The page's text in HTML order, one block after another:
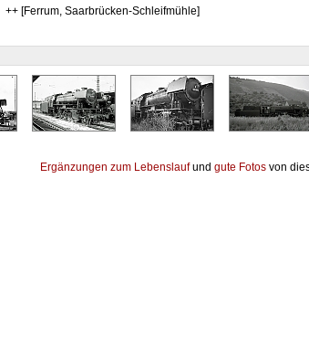
++ [Ferrum, Saarbrücken-Schleifmühle]
Ergänzungen zum Lebenslaufund gute Fotos von